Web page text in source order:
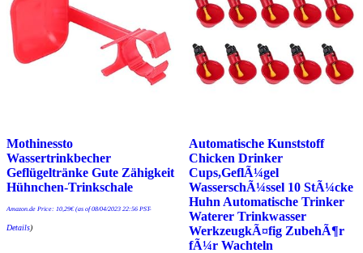
Mothinessto
Wassertrinkbecher
Geflügeltränke Gute Zähigkeit
Hühnchen-Trinkschale
Amazon.de Price: 10,29€(as of 08/04/2023 22:56 PST-
Details)
Automatische Kunststoff
Chicken Drinker
Cups,GeflÃ¼gel
WasserschÃ¼ssel 10 StÃ¼cke
Huhn Automatische Trinker
Waterer Trinkwasser
WerkzeugkÃ¤fig ZubehÃ¶r
fÃ¼r Wachteln